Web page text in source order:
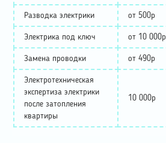
Разводка электрики от 500р
Электрика под ключ от 10 000р
Замена проводки от 490р
Электротехническая
экспертиза электрики
после затопления
квартиры
10 000р